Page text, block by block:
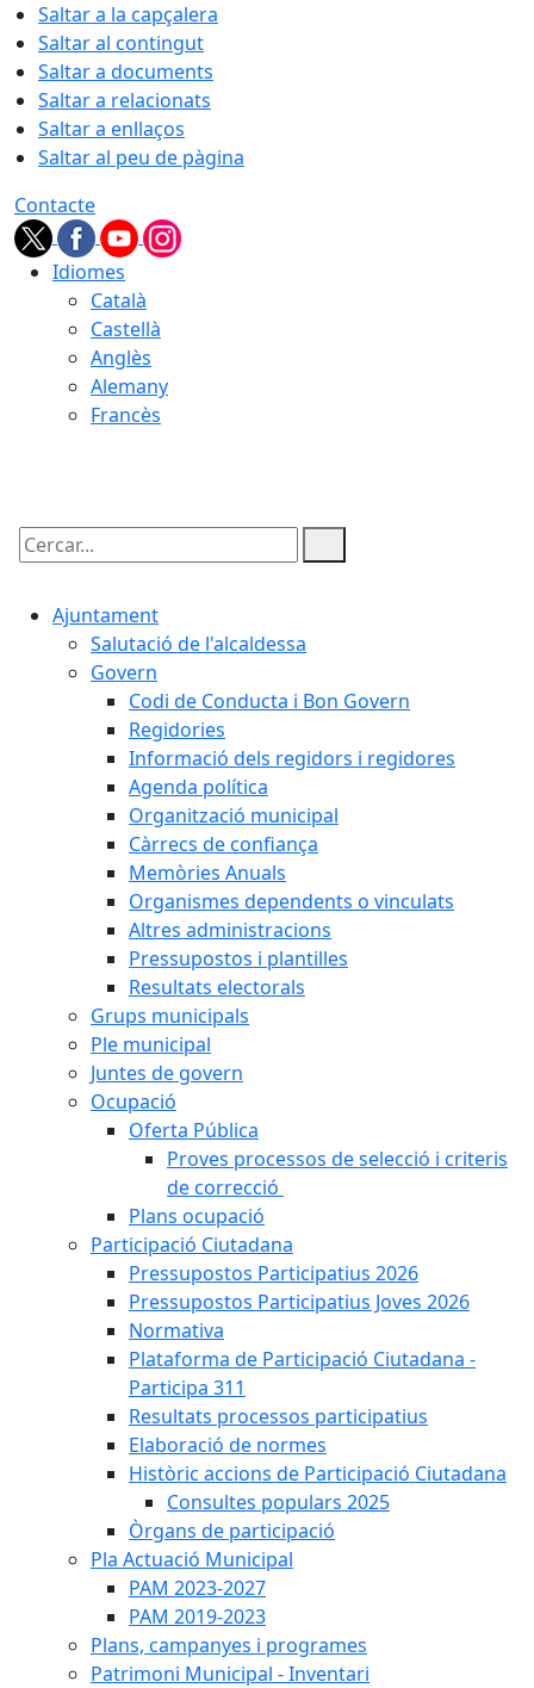
Saltar a la capçalera
Saltar al contingut
Saltar a documents
Saltar a relacionats
Saltar a enllaços
Saltar al peu de pàgina
Contacte
Idiomes
Català
Castellà
Anglès
Alemany
Francès
Cercar:
Ajuntament
Salutació de l'alcaldessa
Govern
Codi de Conducta i Bon Govern
Regidories
Informació dels regidors i regidores
Agenda política
Organització municipal
Càrrecs de confiança
Memòries Anuals
Organismes dependents o vinculats
Altres administracions
Pressupostos i plantilles
Resultats electorals
Grups municipals
Ple municipal
Juntes de govern
Ocupació
Oferta Pública
Proves processos de selecció i criteris
de correcció
Plans ocupació
Participació Ciutadana
Pressupostos Participatius 2026
Pressupostos Participatius Joves 2026
Normativa
Plataforma de Participació Ciutadana -
Participa 311
Resultats processos participatius
Elaboració de normes
Històric accions de Participació Ciutadana
Consultes populars 2025
Òrgans de participació
Pla Actuació Municipal
PAM 2023-2027
PAM 2019-2023
Plans, campanyes i programes
Patrimoni Municipal - Inventari